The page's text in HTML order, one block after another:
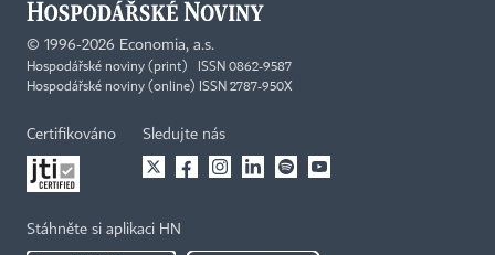
© 1996-2026 Economia, a.s.
Hospodářské noviny (print) ISSN 0862-9587
Hospodářské noviny (online) ISSN 2787-950X
Certifikováno Sledujte nás
Stáhněte si aplikaci HN